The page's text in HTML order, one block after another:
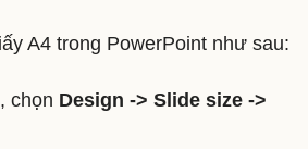
A4 trong PowerPoint như sau:
chọn Design -> Slide size ->